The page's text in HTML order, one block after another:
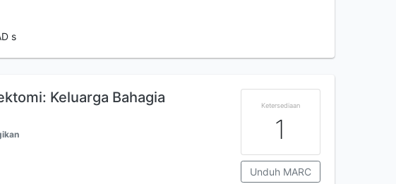
s
Keluarga Bahagia
Ketersediaan
1
Unduh MARC